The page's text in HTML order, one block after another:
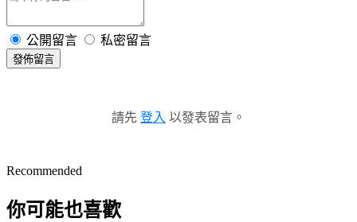
公開留言 私密留言
發佈留言
請先 登入 以發表留言。
Recommended
你可能也喜歡